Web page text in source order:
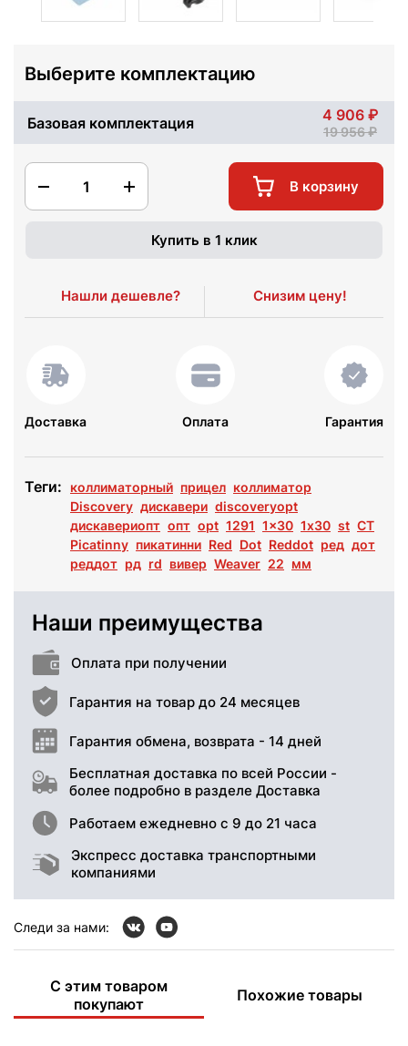
Выберите комплектацию
Базовая комплектация 4 906
19 956
1 В корзину
Купить в 1 клик
Нашли дешевле? Снизим цену!
Доставка Оплата Гарантия
Теги: коллиматорный прицел коллиматор
Discovery дискавери discoveryopt
дискавериопт опт opt 1291 1x30 1х30 st СТ
Picatinny пикатинни Red Dot Reddot ред дот
реддот рд rd вивер Weaver 22 мм
Наши преимущества
Оплата при получении
Гарантия на товар до 24 месяцев
Гарантия обмена, возврата - 14 дней
Бесплатная доставка по всей России -
более подробно в разделе Доставка
Работаем ежедневно с 9 до 21 часа
Экспресс доставка транспортными
компаниями
Следи за нами:
С этим товаром
покупают
Похожие товары